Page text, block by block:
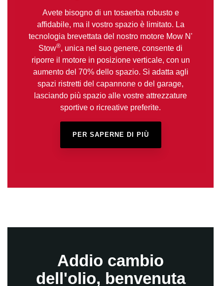
Avete bisogno di un tosaerba robusto e
affidabile, ma il vostro spazio è limitato. La
tecnologia brevettata del nostro motore Mow N'
Stow®, unica nel suo genere, consente di
riporre il motore in posizione verticale, con un
aumento del 70% dello spazio. Si adatta agli
spazi ristretti del capannone o del garage,
lasciando più spazio alle vostre attrezzature
sportive o ricreative preferite.
PER SAPERNE DI PIÙ
Addio cambio
dell'olio, benvenuta